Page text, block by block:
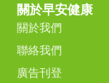
關於早安健康
關於我們
聯絡我們
廣告刊登